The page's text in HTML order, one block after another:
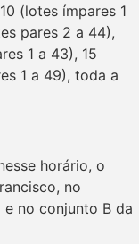
(lotes ímpares 1
pares 2 a 44),
1 a 43), 15
1 a 49), toda a
horário, o
no
e no conjunto B da